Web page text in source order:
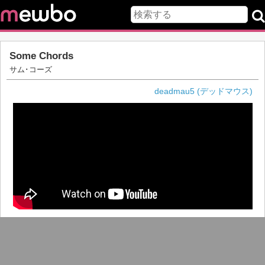
Some Chords
サム･コーズ
deadmau5 (デッドマウス)